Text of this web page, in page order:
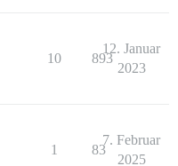
10 893
12. Januar
2023
1 83
7. Februar
2025